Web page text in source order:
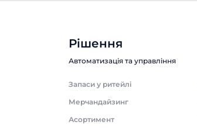
Рішення
Автоматизація та управління
Запаси у ритейлі
Мерчандайзинг
Асортимент